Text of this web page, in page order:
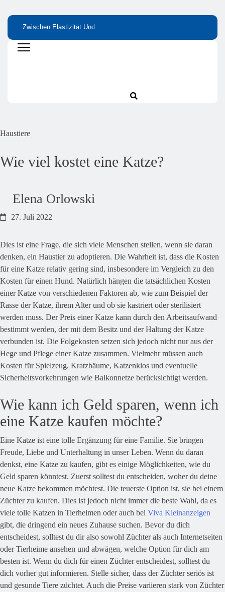
Zwischen Elastizität Und
Stabilität: Proteine Als
Grundlage Von Haut Und
Bittertropfen – Was
Nährstofflücken
Haustiere
Wie viel kostet eine Katze?
Elena Orlowski
27. Juli 2022
Dies ist eine Frage, die sich viele Menschen stellen, wenn sie daran
denken, ein Haustier zu adoptieren. Die Wahrheit ist, dass die Kosten
für eine Katze relativ gering sind, insbesondere im Vergleich zu den
Kosten für einen Hund. Natürlich hängen die tatsächlichen Kosten
einer Katze von verschiedenen Faktoren ab, wie zum Beispiel der
Rasse der Katze, ihrem Alter und ob sie kastriert oder sterilisiert
werden muss. Der Preis einer Katze kann durch den Arbeitsaufwand
bestimmt werden, der mit dem Besitz und der Haltung der Katze
verbunden ist. Die Folgekosten setzen sich jedoch nicht nur aus der
Hege und Pflege einer Katze zusammen. Vielmehr müssen auch
Kosten für Spielzeug, Kratzbäume, Katzenklos und eventuelle
Sicherheitsvorkehrungen wie Balkonnetze berücksichtigt werden.
Wie kann ich Geld sparen, wenn ich
eine Katze kaufen möchte?
Eine Katze ist eine tolle Ergänzung für eine Familie. Sie bringen
Freude, Liebe und Unterhaltung in unser Leben. Wenn du daran
denkst, eine Katze zu kaufen, gibt es einige Möglichkeiten, wie du
Geld sparen könntest. Zuerst solltest du entscheiden, woher du deine
neue Katze bekommen möchtest. Die teuerste Option ist, sie bei einem
Züchter zu kaufen. Dies ist jedoch nicht immer die beste Wahl, da es
viele tolle Katzen in Tierheimen oder auch bei Viva Kleinanzeigen
gibt, die dringend ein neues Zuhause suchen. Bevor du dich
entscheidest, solltest du dir also sowohl Züchter als auch Internetseiten
oder Tierheime ansehen und abwägen, welche Option für dich am
besten ist. Wenn du dich für einen Züchter entscheidest, solltest du
dich vorher gut informieren. Stelle sicher, dass der Züchter seriös ist
und gesunde Tiere züchtet. Auch die Preise variieren stark von Züchter